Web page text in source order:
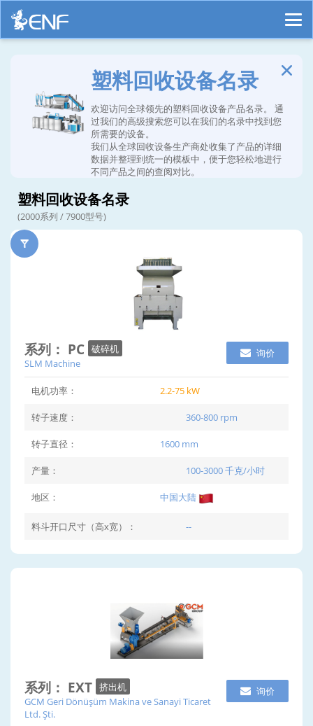
塑料回收设备名录
欢迎访问全球领先的塑料回收设备产品名录。 通
过我们的高级搜索您可以在我们的名录中找到您
所需要的设备。
我们从全球回收设备生产商处收集了产品的详细
数据并整理到统一的模板中，便于您轻松地进行
不同产品之间的查阅对比。
塑料回收设备名录
(2000系列 / 7900型号)
系列： PC 破碎机
SLM Machine
询价
电机功率： 2.2-75 kW
转子速度： 360-800 rpm
转子直径： 1600 mm
产量： 100-3000 千克/小时
地区： 中国大陆
料斗开口尺寸（高x宽）： --
系列： EXT 挤出机
GCM Geri Dönüşüm Makina ve Sanayi Ticaret
Ltd. Şti.
询价